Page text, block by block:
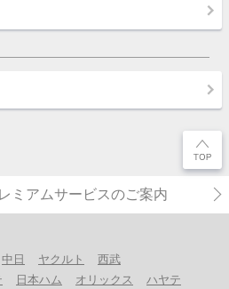
ミアムサービスのご案内
中日 ヤクルト
西武
日本ハム オリックス
ハヤテ